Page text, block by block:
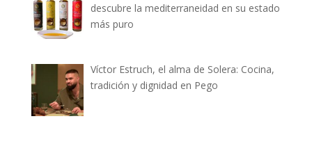
descubre la mediterraneidad en su estado
más puro
Víctor Estruch, el alma de Solera: Cocina,
tradición y dignidad en Pego